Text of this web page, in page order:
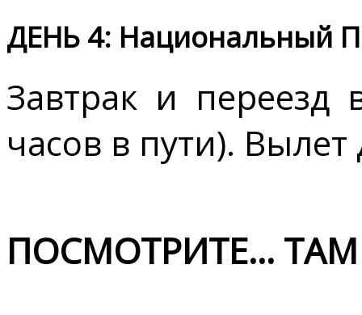
ДЕНЬ 4: Национальный
Завтрак и переезд
часов в пути).
ПОСМОТРИТЕ...